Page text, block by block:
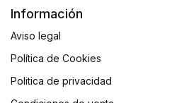
Información
Aviso legal
Política de Cookies
Politica de privacidad